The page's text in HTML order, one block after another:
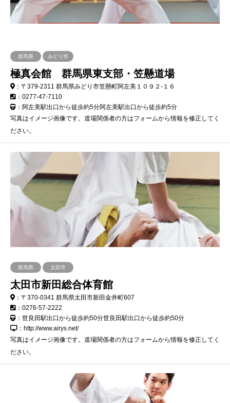
群馬県 みどり市
極真会館 群馬県東支部・笠懸道場
：〒379-2311 群馬県みどり市笠懸町阿左美１０９２-１６
：0277-47-7110
：阿左美駅出口から徒歩約5分阿左美駅出口から徒歩約5分
写真はイメージ画像です。道場関係者の方はフォームから情報を修正してく
ださい。
群馬県 太田市
太田市新田総合体育館
：〒370-0341 群馬県太田市新田金井町607
：0276-57-2222
：世良田駅出口から徒歩約50分世良田駅出口から徒歩約50分
：http://www.airys.net/
写真はイメージ画像です。道場関係者の方はフォームから情報を修正してく
ださい。